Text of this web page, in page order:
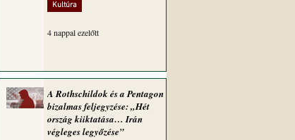
Kultúra
4 nappal ezelőtt
A Rothschildok és a Pentagon
bizalmas feljegyzése: „Hét
ország kiiktatása… Irán
végleges legyőzése”